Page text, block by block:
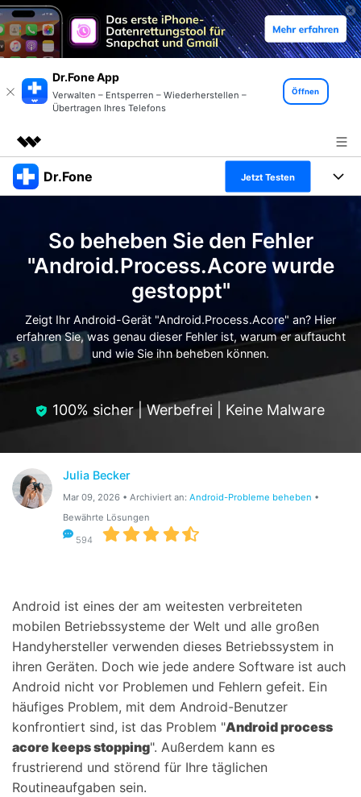
Dr.Fone App
Verwalten – Entsperren – Wiederherstellen –
Übertragen Ihres Telefons
Öffnen
Top-Produkte
Dienstprogramme
Überblick
Lösungen
Über uns
Shop
Support
Dr.Fone Jetzt Testen
Alles-in-einem-Toolkit
Weitere Tools und Apps
Full Toolkit anzeigen >
Lösungen
Entdecken Sie weitere Dr.Fone-Lösungen
Lernen und Unterstützung
Ressourcen & Lernen
Hilfe und Unterstützung erhalten
Android 16 FRP-Umgehung
Anmelden
Suchen
So beheben Sie den Fehler
"Android.Process.Acore wurde
gestoppt"
Zeigt Ihr Android-Gerät "Android.Process.Acore" an? Hier
erfahren Sie, was genau dieser Fehler ist, warum er auftaucht
und wie Sie ihn beheben können.
100% sicher | Werbefrei | Keine Malware
Julia Becker
Mar 09, 2026 • Archiviert an: Android-Probleme beheben •
Bewährte Lösungen
594
Android ist eines der am weitesten verbreiteten
mobilen Betriebssysteme der Welt und alle großen
Handyhersteller verwenden dieses Betriebssystem in
ihren Geräten. Doch wie jede andere Software ist auch
Android nicht vor Problemen und Fehlern gefeit. Ein
häufiges Problem, mit dem Android-Benutzer
konfrontiert sind, ist das Problem "Android process
acore keeps stopping". Außerdem kann es
frustrierend und störend für Ihre täglichen
Routineaufgaben sein.